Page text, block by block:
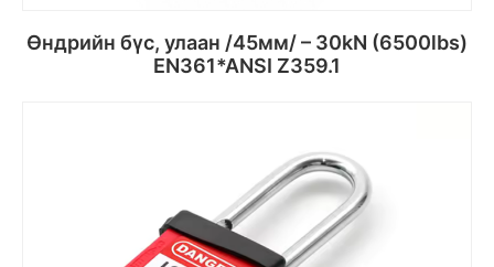
Өндрийн бүс, улаан /45мм/ – 30kN (6500lbs)
EN361*ANSI Z359.1
Сагсанд хийх